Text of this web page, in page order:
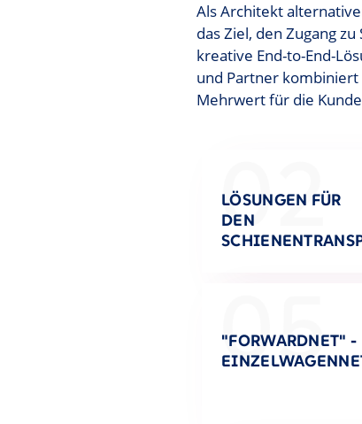
Als Architekt
das Ziel, den Zugang
kreative End-to-End-
und Partner
Mehrwert für die
02
LÖSUNGEN FÜR
DEN
05
"FORWARDNET" -